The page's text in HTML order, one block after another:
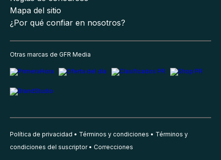
Mapa del sitio
¿Por qué confiar en nosotros?
Otras marcas de GFR Media
Política de privacidad Términos y condiciones
Términos y
condiciones del suscriptor
Correcciones